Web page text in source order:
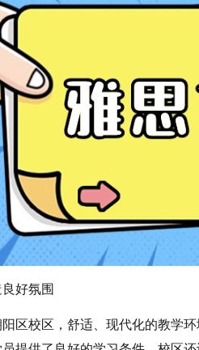
好氛围
区校区，舒适、现代化的教学